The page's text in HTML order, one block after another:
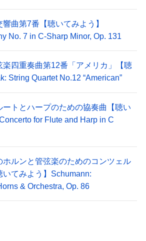
曲第7番【聴いてみよう】
No. 7 in C-Sharp Minor, Op. 131
楽四重奏曲第12番「アメリカ」【聴
String Quartet No.12 “American”
ートとハープのための協奏曲【聴い
for Flute and Harp in C
ホルンと管弦楽のためのコンツェル
いてみよう】Schumann:
& Orchestra, Op. 86